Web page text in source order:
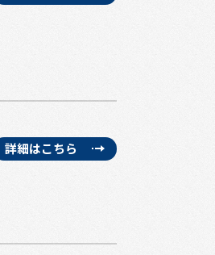
詳細はこちら